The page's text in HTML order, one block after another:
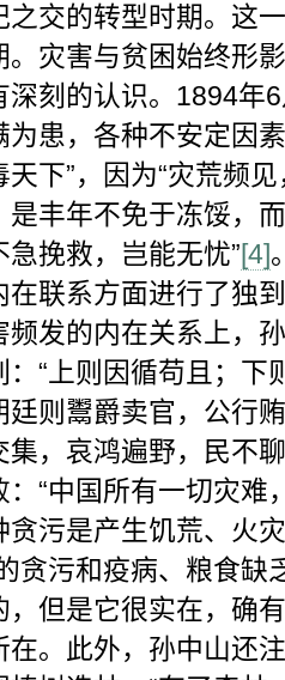
之交的转型时期。这
。灾害与贫困始终形
深刻的认识。1894年
为患，各种不安定因
天下”，因为“灾荒频
是丰年不免于冻馁，
急挽救，岂能无忧”[4]
在联系方面进行了独
频发的内在关系上，
：“上则因循苟且；
廷则鬻爵卖官，公行
集，哀鸿遍野，民不
：“中国所有一切灾
贪污是产生饥荒、火
贪污和疫病、粮食
，但是它很实在，确
在。此外，孙中山还